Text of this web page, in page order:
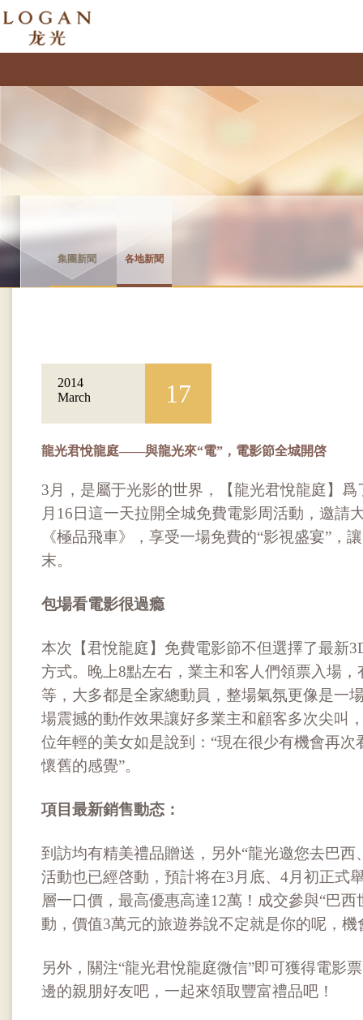
集團新聞 各地新聞
2014
March
17
龍光君悅龍庭——與龍光來“電”，電影節全城開啓
3月，是屬于光影的世界，【龍光君悅龍庭】
月16日這一天拉開全城免費電影周活動，邀請
《極品飛車》，享受一場免費的“影視盛宴”，
末。
包場看電影很過瘾
本次【君悅龍庭】免費電影節不但選擇了最新
方式。晚上8點左右，業主和客人們領票入場
等，大多都是全家總動員，整場氣氛更像是一
場震撼的動作效果讓好多業主和顧客多次尖叫
位年輕的美女如是說到：“現在很少有機會再
懷舊的感覺”。
項目最新銷售動态：
到訪均有精美禮品贈送，另外“龍光邀您去巴西
活動也已經啓動，預計将在3月底、4月初正式
層一口價，最高優惠高達12萬！成交參與“巴
動，價值3萬元的旅遊券說不定就是你的呢，機
另外，關注“龍光君悅龍庭微信”即可獲得電影
邊的親朋好友吧，一起來領取豐富禮品吧！